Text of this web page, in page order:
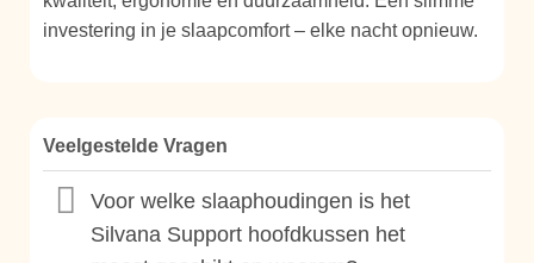
investering in je slaapcomfort – elke nacht opnieuw.
Veelgestelde Vragen
Voor welke slaaphoudingen is het
Silvana Support hoofdkussen het